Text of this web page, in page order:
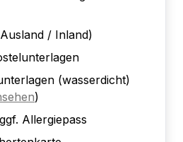
/ Inland)
(wasserdicht)
)
Allergiepass